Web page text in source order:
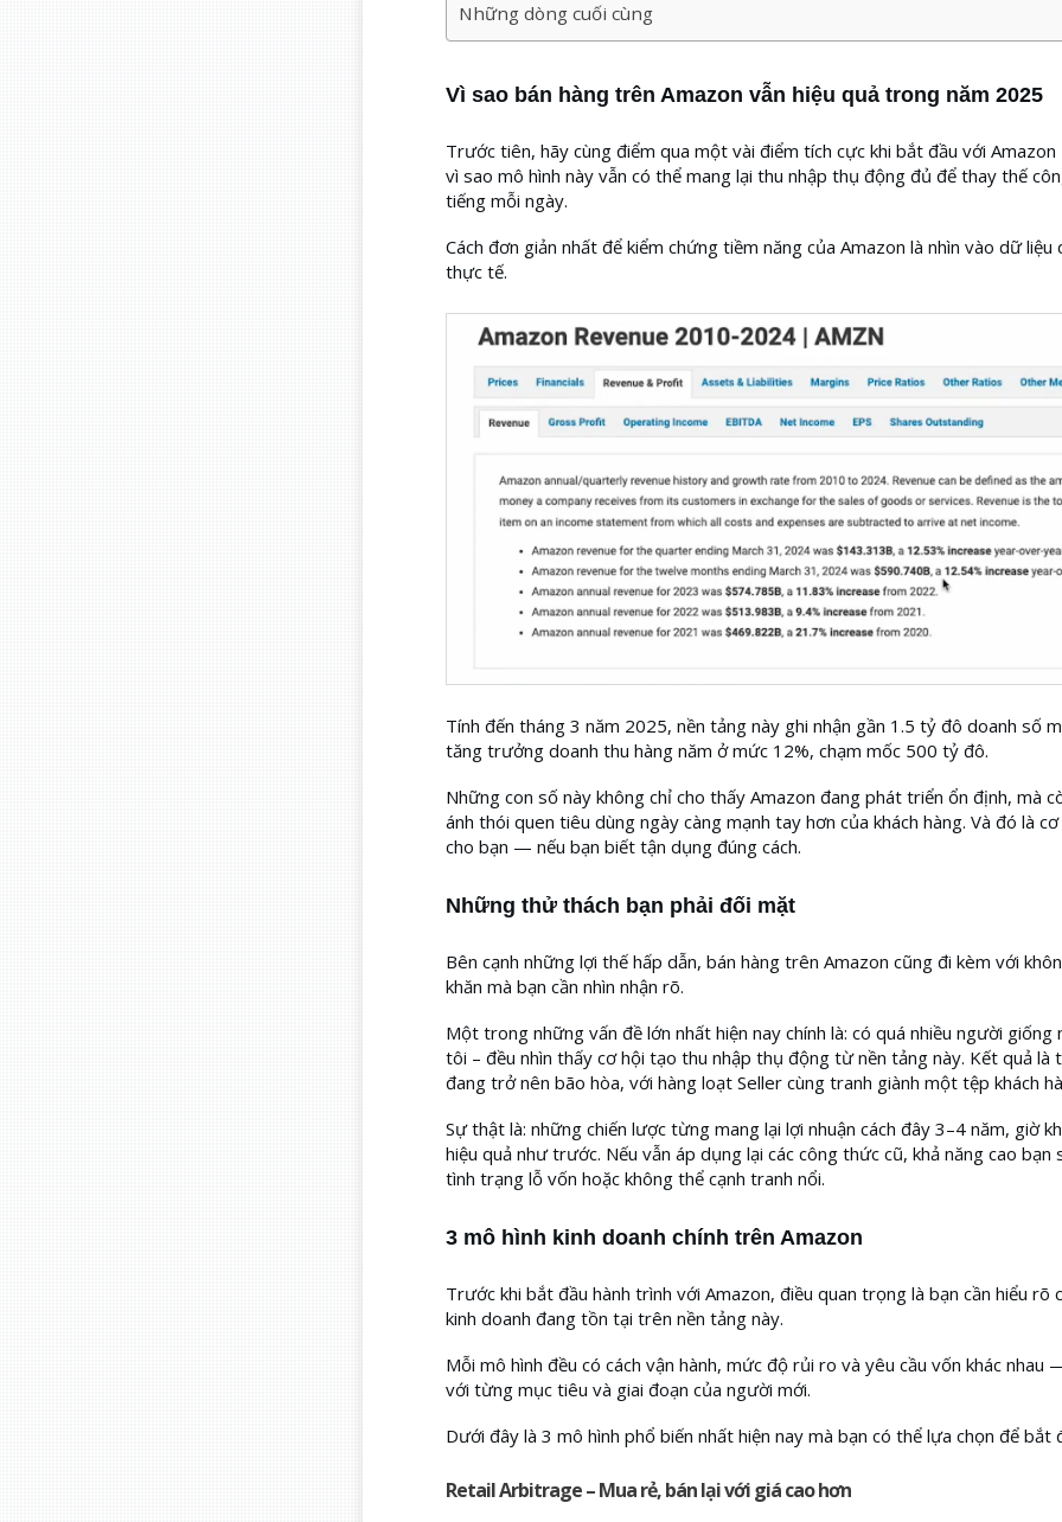
Những dòng cuối cùng
Vì sao bán hàng trên Amazon vẫn hiệu quả trong năm 2025
Trước tiên, hãy cùng điểm qua một vài điểm tích cực khi bắt đầu với Amazon
vì sao mô hình này vẫn có thể mang lại thu nhập thụ động đủ để thay thế
tiếng mỗi ngày.
Cách đơn giản nhất để kiểm chứng tiềm năng của Amazon là nhìn vào dữ liệu
thực tế.
Tính đến tháng 3 năm 2025, nền tảng này ghi nhận gần 1.5 tỷ đô doanh số
tăng trưởng doanh thu hàng năm ở mức 12%, chạm mốc 500 tỷ đô.
Những con số này không chỉ cho thấy Amazon đang phát triển ổn định, mà
ánh thói quen tiêu dùng ngày càng mạnh tay hơn của khách hàng. Và đó là
cho bạn — nếu bạn biết tận dụng đúng cách.
Những thử thách bạn phải đối mặt
Bên cạnh những lợi thế hấp dẫn, bán hàng trên Amazon cũng đi kèm với
khăn mà bạn cần nhìn nhận rõ.
Một trong những vấn đề lớn nhất hiện nay chính là: có quá nhiều người giống
tôi – đều nhìn thấy cơ hội tạo thu nhập thụ động từ nền tảng này. Kết quả là
đang trở nên bão hòa, với hàng loạt Seller cùng tranh giành một tệp khách
Sự thật là: những chiến lược từng mang lại lợi nhuận cách đây 3–4 năm, giờ
hiệu quả như trước. Nếu vẫn áp dụng lại các công thức cũ, khả năng cao bạn
tình trạng lỗ vốn hoặc không thể cạnh tranh nổi.
3 mô hình kinh doanh chính trên Amazon
Trước khi bắt đầu hành trình với Amazon, điều quan trọng là bạn cần hiểu rõ
kinh doanh đang tồn tại trên nền tảng này.
Mỗi mô hình đều có cách vận hành, mức độ rủi ro và yêu cầu vốn khác nhau
với từng mục tiêu và giai đoạn của người mới.
Dưới đây là 3 mô hình phổ biến nhất hiện nay mà bạn có thể lựa chọn để bắt
Retail Arbitrage – Mua rẻ, bán lại với giá cao hơn